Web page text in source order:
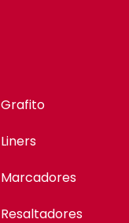
Grafito
Liners
Marcadores
Resaltadores